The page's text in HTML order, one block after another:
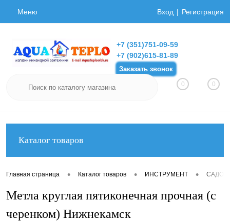
Меню Вход Регистрация
+7 (351)751-09-59
+7 (902)615-81-89
Заказать звонок
0 0
Каталог товаров
Главная страница • Каталог товаров • ИНСТРУМЕНТ •
Метла круглая пятиконечная прочная (с
черенком) Нижнекамск